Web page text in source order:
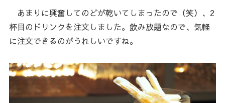
あまりに興奮してのどが乾いてしまったので（笑）、2
杯目のドリンクを注文しました。飲み放題なので、気軽
に注文できるのがうれしいですね。